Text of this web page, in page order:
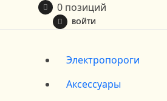
0 позиций
ВОЙТИ
Электропороги
Аксессуары